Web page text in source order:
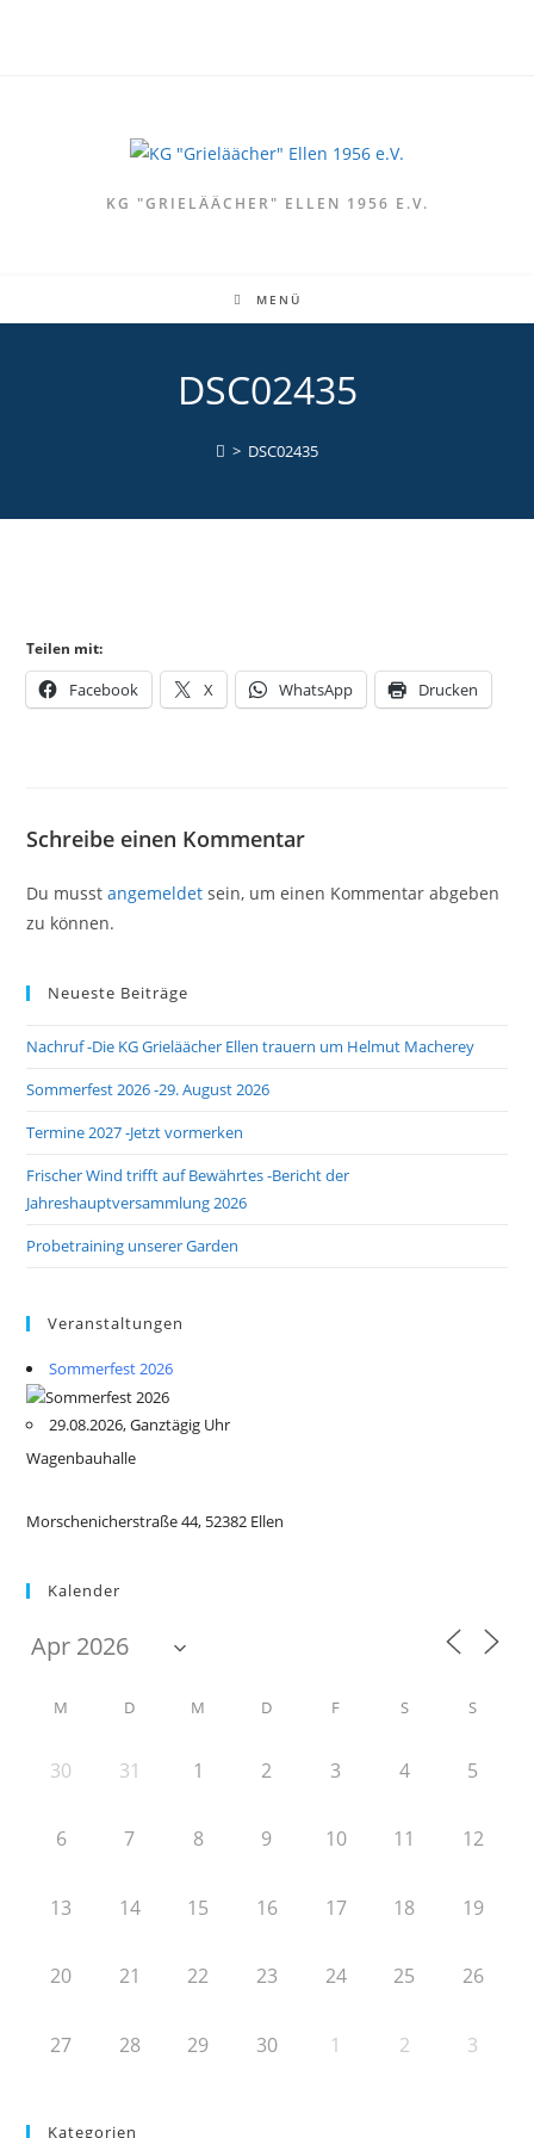
KG "GRIELÄÄCHER" ELLEN 1956 E.V.
MENÜ
DSC02435
> DSC02435
Teilen mit:
Facebook X WhatsApp Drucken
Schreibe einen Kommentar
Du musstangemeldet sein, um einen Kommentar abgeben
zu können.
Neueste Beiträge
Nachruf -Die KG Grieläächer Ellen trauern um Helmut Macherey
Sommerfest 2026 -29. August 2026
Termine 2027 -Jetzt vormerken
Frischer Wind trifft auf Bewährtes -Bericht der
Jahreshauptversammlung 2026
Probetraining unserer Garden
Veranstaltungen
Sommerfest 2026
29.08.2026, Ganztägig Uhr
Wagenbauhalle
Morschenicherstraße 44, 52382 Ellen
Kalender
M D M D F S S
30 31 1 2 3 4 5
6 7 8 9 10 11 12
13 14 15 16 17 18 19
20 21 22 23 24 25 26
27 28 29 30 1 2 3
Kategorien